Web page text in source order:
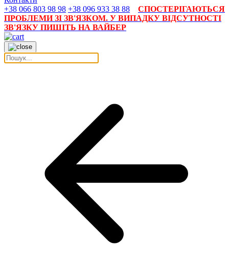
+38 066 803 98 98 +38 096 933 38 88
СПОСТЕРІГАЮТЬСЯ
ПРОБЛЕМИ ЗІ ЗВ'ЯЗКОМ. У ВИПАДКУ ВІДСУТНОСТІ
ЗВ'ЯЗКУ ПИШІТЬ НА ВАЙБЕР